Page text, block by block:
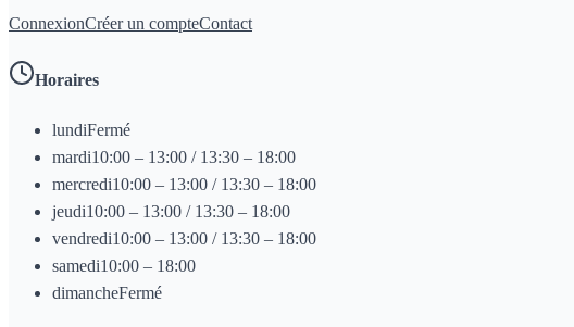
ConnexionCréer un compteContact
Horaires
lundiFermé
mardi10:00 – 13:00 / 13:30 – 18:00
mercredi10:00 – 13:00 / 13:30 – 18:00
jeudi10:00 – 13:00 / 13:30 – 18:00
vendredi10:00 – 13:00 / 13:30 – 18:00
samedi10:00 – 18:00
dimancheFermé